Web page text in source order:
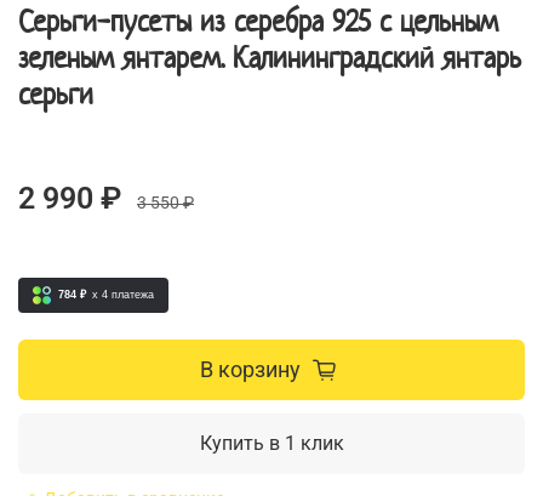
Серьги-пусеты из серебра 925 с цельным
зеленым янтарем. Калининградский янтарь
серьги
2 990 ₽ 3 550 ₽
784 ₽ x 4 платежа
В корзину
Купить в 1 клик